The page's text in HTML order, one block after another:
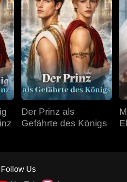
Der Prinz als
Gefährte des Königs
Follow Us